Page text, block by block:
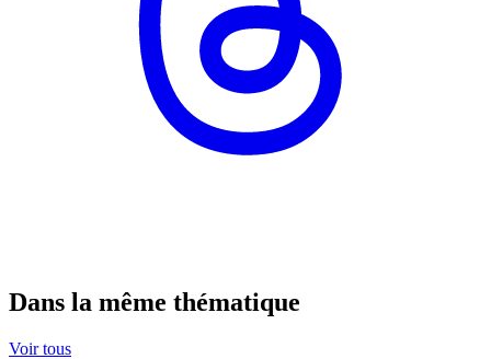
Dans la même thématique
Voir tous